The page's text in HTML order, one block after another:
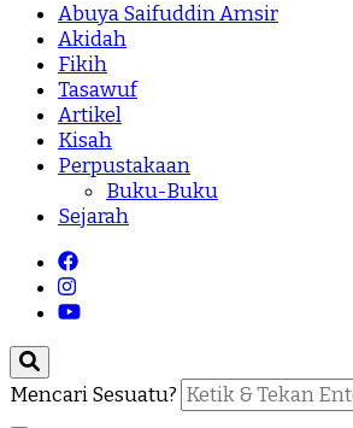
Abuya Saifuddin Amsir
Akidah
Fikih
Tasawuf
Artikel
Kisah
Perpustakaan
Buku-Buku
Sejarah
Mencari Sesuatu?